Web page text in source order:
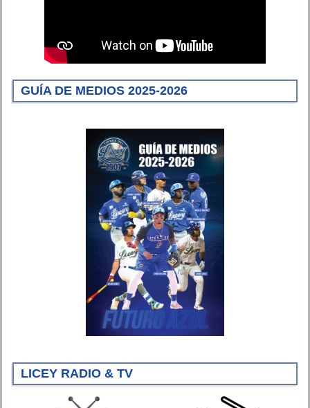
GUÍA DE MEDIOS 2025-2026
LICEY RADIO & TV